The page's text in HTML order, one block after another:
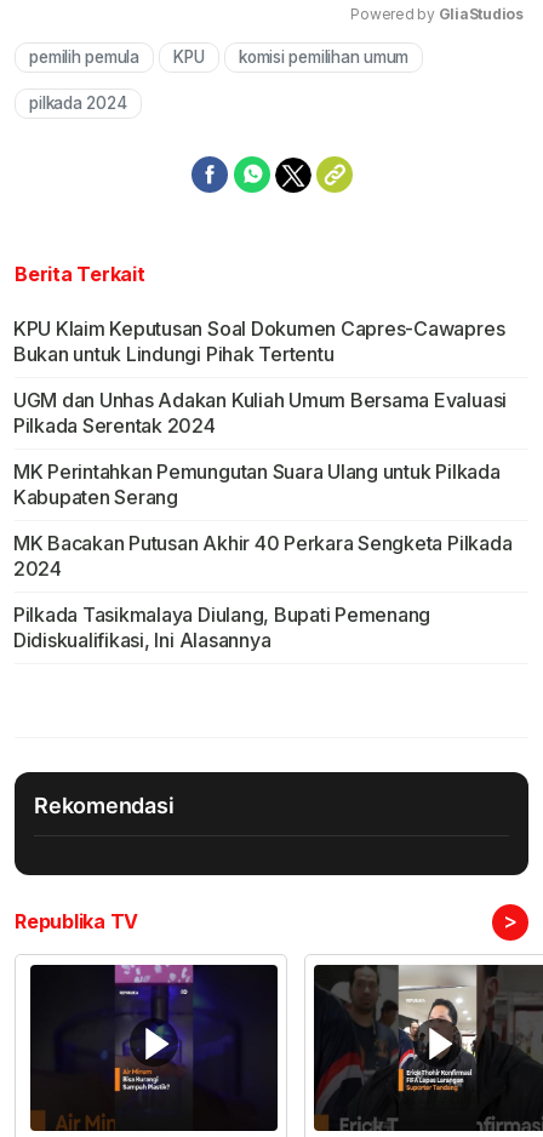
Powered by GliaStudios
pemilih pemula KPU komisi pemilihan umum
pilkada 2024
Berita Terkait
KPU Klaim Keputusan Soal Dokumen Capres-Cawapres
Bukan untuk Lindungi Pihak Tertentu
UGM dan Unhas Adakan Kuliah Umum Bersama Evaluasi
Pilkada Serentak 2024
MK Perintahkan Pemungutan Suara Ulang untuk Pilkada
Kabupaten Serang
MK Bacakan Putusan Akhir 40 Perkara Sengketa Pilkada
2024
Pilkada Tasikmalaya Diulang, Bupati Pemenang
Didiskualifikasi, Ini Alasannya
Rekomendasi
Republika TV >